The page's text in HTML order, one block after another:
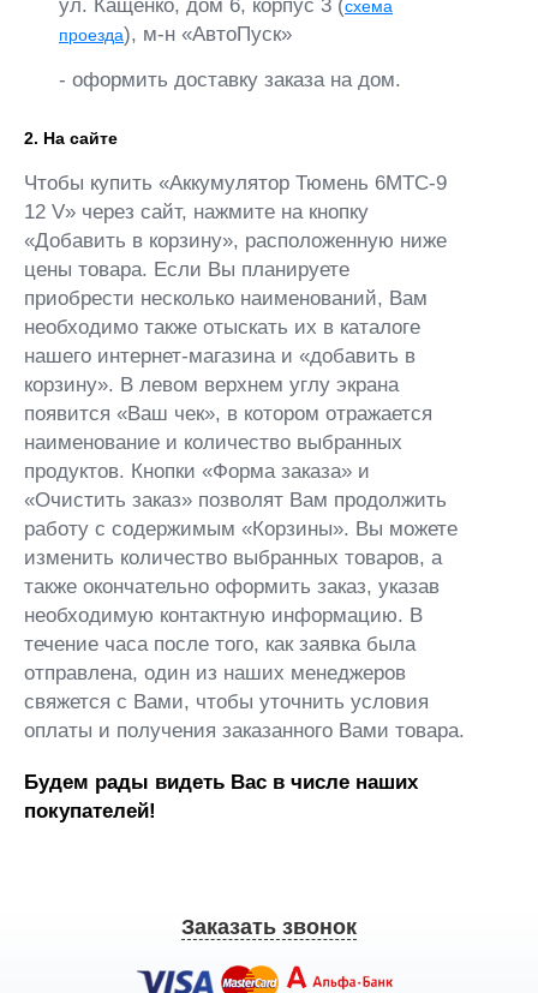
ул. Кащенко, дом 6, корпус 3 (схема
проезда), м-н «АвтоПуск»
- оформить доставку заказа на дом.
2. На сайте
Чтобы купить «Аккумулятор Тюмень 6МТС-9
12 V» через сайт, нажмите на кнопку
«Добавить в корзину», расположенную ниже
цены товара. Если Вы планируете
приобрести несколько наименований, Вам
необходимо также отыскать их в каталоге
нашего интернет-магазина и «добавить в
корзину». В левом верхнем углу экрана
появится «Ваш чек», в котором отражается
наименование и количество выбранных
продуктов. Кнопки «Форма заказа» и
«Очистить заказ» позволят Вам продолжить
работу с содержимым «Корзины». Вы можете
изменить количество выбранных товаров, а
также окончательно оформить заказ, указав
необходимую контактную информацию. В
течение часа после того, как заявка была
отправлена, один из наших менеджеров
свяжется с Вами, чтобы уточнить условия
оплаты и получения заказанного Вами товара.
Будем рады видеть Вас в числе наших
покупателей!
Заказать звонок